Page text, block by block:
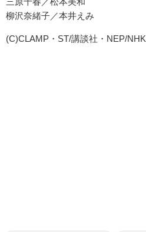
柳沢奈緒子／本井えみ
(C)CLAMP・ST/講談社・NEP/NHK